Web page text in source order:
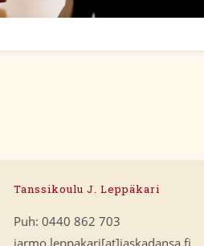
Tanssikoulu J. Leppäkari
Puh: 0440 862 703
jarmo.leppakari[at]jaskadansa.fi